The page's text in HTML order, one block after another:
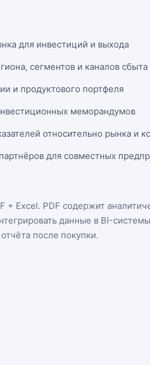
для инвестиций и выхода
сегментов и каналов
и продуктового портфеля
меморандумов
относительно рынка и
для совместных
+ Excel. PDF содержит
данные в BI-
после покупки.